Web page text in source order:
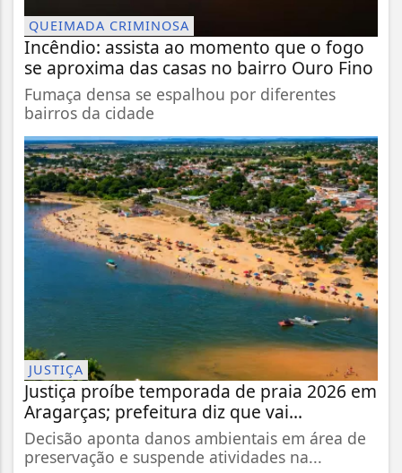
QUEIMADA CRIMINOSA
Incêndio: assista ao momento que o fogo
se aproxima das casas no bairro Ouro Fino
Fumaça densa se espalhou por diferentes
bairros da cidade
JUSTIÇA
Justiça proíbe temporada de praia 2026 em
Aragarças; prefeitura diz que vai...
Decisão aponta danos ambientais em área de
preservação e suspende atividades na...